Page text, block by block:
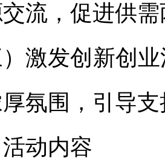
流，促进供
）激发创新创
氛围，引导
动内容